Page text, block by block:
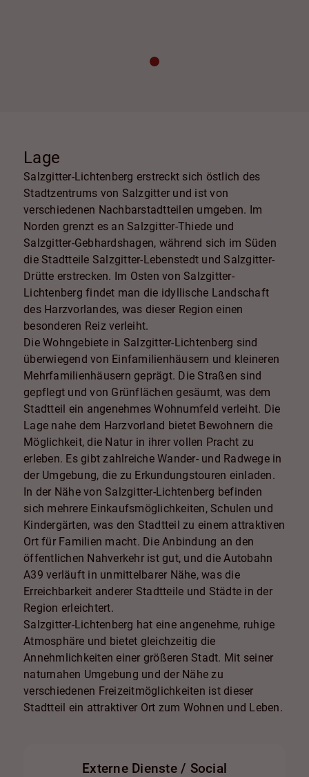
Lage
Salzgitter-Lichtenberg erstreckt sich östlich des
Stadtzentrums von Salzgitter und ist von
verschiedenen Nachbarstadtteilen umgeben. Im
Norden grenzt es an Salzgitter-Thiede und
Salzgitter-Gebhardshagen, während sich im Süden
die Stadtteile Salzgitter-Lebenstedt und Salzgitter-
Drütte erstrecken. Im Osten von Salzgitter-
Lichtenberg findet man die idyllische Landschaft
des Harzvorlandes, was dieser Region einen
besonderen Reiz verleiht.
Die Wohngebiete in Salzgitter-Lichtenberg sind
überwiegend von Einfamilienhäusern und kleineren
Mehrfamilienhäusern geprägt. Die Straßen sind
gepflegt und von Grünflächen gesäumt, was dem
Stadtteil ein angenehmes Wohnumfeld verleiht. Die
Lage nahe dem Harzvorland bietet Bewohnern die
Möglichkeit, die Natur in ihrer vollen Pracht zu
erleben. Es gibt zahlreiche Wander- und Radwege in
der Umgebung, die zu Erkundungstouren einladen.
In der Nähe von Salzgitter-Lichtenberg befinden
sich mehrere Einkaufsmöglichkeiten, Schulen und
Kindergärten, was den Stadtteil zu einem attraktiven
Ort für Familien macht. Die Anbindung an den
öffentlichen Nahverkehr ist gut, und die Autobahn
A39 verläuft in unmittelbarer Nähe, was die
Erreichbarkeit anderer Stadtteile und Städte in der
Region erleichtert.
Salzgitter-Lichtenberg hat eine angenehme, ruhige
Atmosphäre und bietet gleichzeitig die
Annehmlichkeiten einer größeren Stadt. Mit seiner
naturnahen Umgebung und der Nähe zu
verschiedenen Freizeitmöglichkeiten ist dieser
Stadtteil ein attraktiver Ort zum Wohnen und Leben.
Externe Dienste / Social